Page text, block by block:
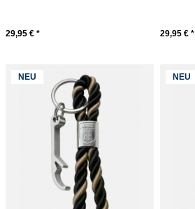
29,95 € * 29,95 € *
NEU NEU